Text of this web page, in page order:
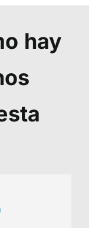
hay